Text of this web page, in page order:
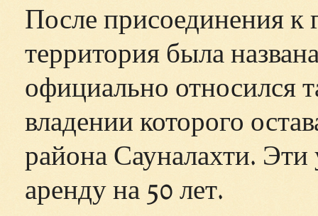
После присоединения к
территория была
официально относился
владении которого
района Сауналахти. Эти
аренду на 50 лет.